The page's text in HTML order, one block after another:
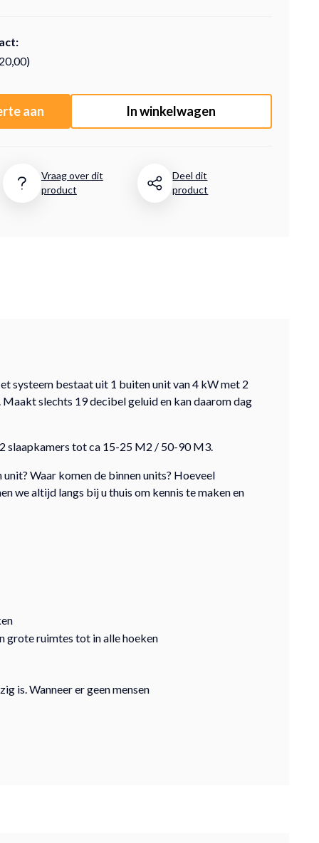
aan In winkelwagen
Vraag over dit
product
Deel dit
product
systeem bestaat uit 1 buiten unit van 4 kW met 2
slechts 19 decibel geluid en kan daarom dag
slaapkamers tot ca 15-25 M2 / 50-90 M3.
Waar komen de binnen units? Hoeveel
we altijd langs bij u thuis om kennis te maken en
grote ruimtes tot in alle hoeken
is. Wanneer er geen mensen